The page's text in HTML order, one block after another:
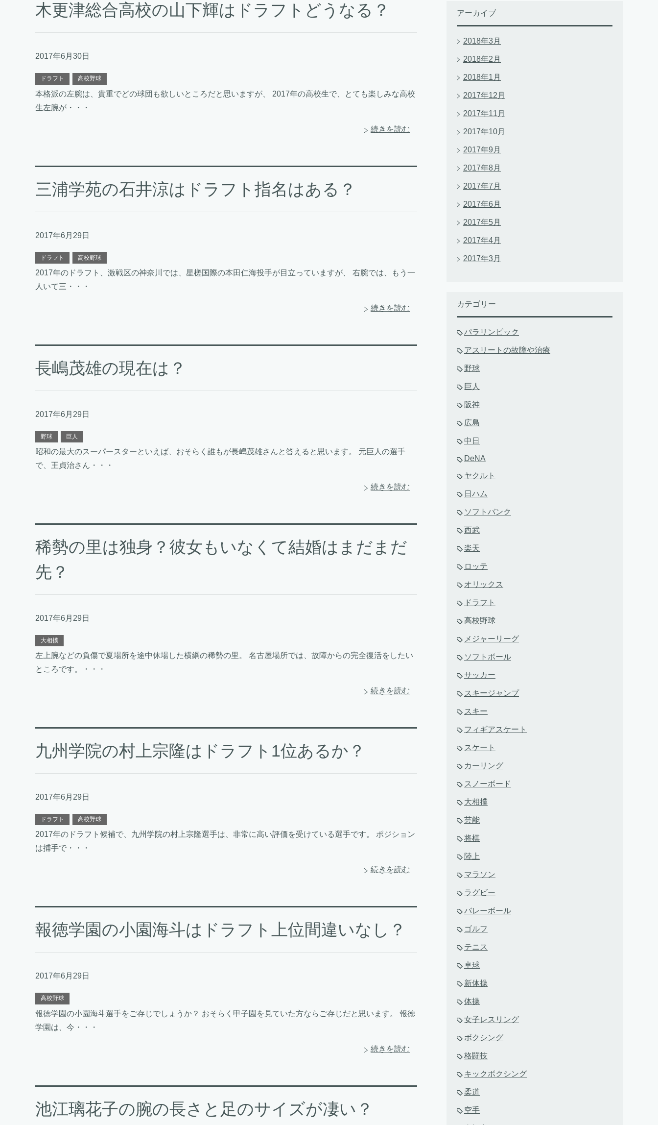
木更津総合高校の山下輝はドラフトどうなる？
2017年6月30日
ドラフト 高校野球
本格派の左腕は、貴重でどの球団も欲しいところだと思いますが、 2017年の高校生で、とても楽しみな高校
生左腕が・・・
続きを読む
三浦学苑の石井涼はドラフト指名はある？
2017年6月29日
ドラフト 高校野球
2017年のドラフト、激戦区の神奈川では、星槎国際の本田仁海投手が目立っていますが、 右腕では、もう一
人いて三・・・
続きを読む
長嶋茂雄の現在は？
2017年6月29日
野球 巨人
昭和の最大のスーパースターといえば、おそらく誰もが長嶋茂雄さんと答えると思います。 元巨人の選手
で、王貞治さん・・・
続きを読む
稀勢の里は独身？彼女もいなくて結婚はまだまだ
先？
2017年6月29日
大相撲
左上腕などの負傷で夏場所を途中休場した横綱の稀勢の里。 名古屋場所では、故障からの完全復活をしたい
ところです。・・・
続きを読む
九州学院の村上宗隆はドラフト1位あるか？
2017年6月29日
ドラフト 高校野球
2017年のドラフト候補で、九州学院の村上宗隆選手は、非常に高い評価を受けている選手です。 ポジション
は捕手で・・・
続きを読む
報徳学園の小園海斗はドラフト上位間違いなし？
2017年6月29日
高校野球
報徳学園の小園海斗選手をご存じでしょうか？ おそらく甲子園を見ていた方ならご存じだと思います。 報徳
学園は、今・・・
続きを読む
池江璃花子の腕の長さと足のサイズが凄い？
アーカイブ
2018年3月
2018年2月
2018年1月
2017年12月
2017年11月
2017年10月
2017年9月
2017年8月
2017年7月
2017年6月
2017年5月
2017年4月
2017年3月
カテゴリー
パラリンピック
アスリートの故障や治療
野球
巨人
阪神
広島
中日
DeNA
ヤクルト
日ハム
ソフトバンク
西武
楽天
ロッテ
オリックス
ドラフト
高校野球
メジャーリーグ
ソフトボール
サッカー
スキージャンプ
スキー
フィギアスケート
スケート
カーリング
スノーボード
大相撲
芸能
将棋
陸上
マラソン
ラグビー
バレーボール
ゴルフ
テニス
卓球
新体操
体操
女子レスリング
ボクシング
格闘技
キックボクシング
柔道
空手